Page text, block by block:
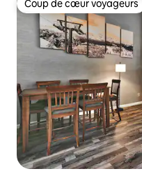
Coup de cœur voyageurs
Coup de cœur voyageurs